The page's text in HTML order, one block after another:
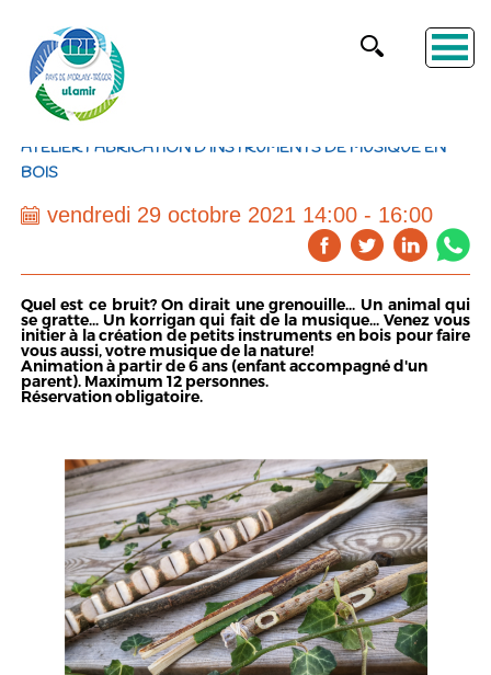
ATELIER FABRICATION D'INSTRUMENTS DE MUSIQUE EN
BOIS
vendredi 29 octobre 2021 14:00 - 16:00
Quel est ce bruit? On dirait une grenouille... Un animal qui
se gratte... Un korrigan qui fait de la musique... Venez vous
initier à la création de petits instruments en bois pour faire
vous aussi, votre musique de la nature!
Animation à partir de 6 ans (enfant accompagné d'un
parent). Maximum 12 personnes.
Réservation obligatoire.